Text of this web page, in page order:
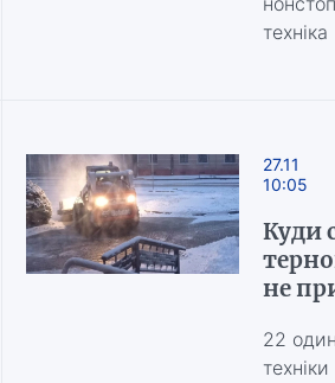
техніка
27.11
10:05
Куди
не
22